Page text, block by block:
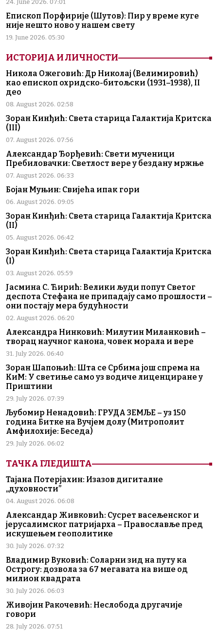
24. June 2026. 07:01
Епископ Порфирије (Шутов): Пир у време куге
није нешто ново у нашем свету
19. June 2026. 05:30
ИСТОРИЈА И ЛИЧНОСТИ
Никола Ожеговић: Др Николај (Велимировић)
као епископ охридско-битољски (1931–1938), II
део
08. August 2026. 02:58
Зоран Кинђић: Света старица Галактија Критска
(III)
07. August 2026. 07:56
Александар Ђорђевић: Свети мученици
Пребиловачки: Светлост вере у бездану мржње
07. August 2026. 06:33
Бојан Муњин: Свијећа ипак гори
06. August 2026. 09:05
Зоран Кинђић: Света старица Галактија Критска
(II)
05. August 2026. 06:42
Зоран Кинђић: Света старица Галактија Критска
(I)
03. August 2026. 05:59
Јасмина С. Ћирић: Велики људи попут Светог
деспота Стефана не припадају само прошлости –
они постају мера будућности
02. August 2026. 06:20
Александра Нинковић: Милутин Миланковић –
творац научног канона, човек морала и вере
31. July 2026. 06:40
Зоран Шапоњић: Шта се Србима још спрема на
КиМ: У светиње само уз водиче лиценциране у
Приштини
29. July 2026. 07:39
Љубомир Ненадовић: ГРУДА ЗЕМЉЕ – уз 150
година Битке на Вучјем долу (Митрополит
Амфилохије: Беседа)
29. July 2026. 06:02
ТАЧКА ГЛЕДИШТА
Тајана Потерјахин: Изазов дигиталне
„духовности”
04. August 2026. 06:08
Александар Живковић: Сусрет васељенског и
јерусалимског патријарха – Православље пред
искушењем геополитике
30. July 2026. 07:32
Владимир Вуковић: Соларни зид на путу ка
Острогу: дозвола за 67 мегавата на више од
милион квадрата
30. July 2026. 06:03
Живојин Ракочевић: Неслобода другачије
говори
28. July 2026. 07:51